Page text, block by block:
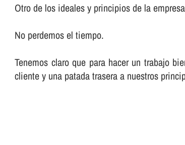
Otro de los ideales y principios de la
No perdemos el tiempo.
Tenemos claro que para hacer un trabajo
cliente y una patada trasera a nuestros